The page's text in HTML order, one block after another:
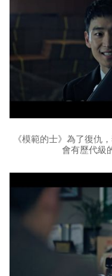
《模範的士》為了復仇
會有歷代級